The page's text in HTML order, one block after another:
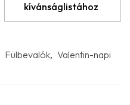
kívánságlistához
Fülbevalók, Valentin-napi